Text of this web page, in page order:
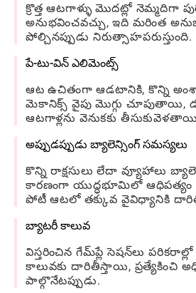
క్రొత్త ఆటగాళ్ళు మొదట్లో నెమ్మదిగా
అనుభవించవచ్చు, ఇది మరింత
పోల్చినప్పుడు నిరుత్సాహపరుస్తుంది.
పే-టు-విన్ ఎలిమెంట్స్
ఆట ఉచితంగా ఆడటానికి, కొన్ని
మెకానిక్స్ వైపు మొగ్గు చూపుతాయి,
ఆటగాళ్లను వెనుకకు
అప్పుడప్పుడు బ్యాలెన్సింగ్ సమస్యలు
కొన్ని రాక్షసులు లేదా వ్యూహాలు
కారణంగా యుద్ధభూమిలో
పోటీ ఆటలో తక్కువ వైవిధ్యానికి
బ్యాటరీ కాలువ
విస్తరించిన గేమ్‌ప్లే సెషన్‌లు
కాలువకు దారితీస్తాయి, ప్రత్యేకించి
పాల్గొనేటప్పుడు.